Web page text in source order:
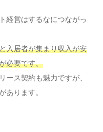
経営はするなにつながっ
入居者が集まり収入が安
必要です。
ース契約も魅力ですが、
あります。